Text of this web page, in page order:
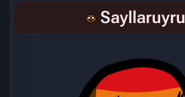
Sayllaruyru